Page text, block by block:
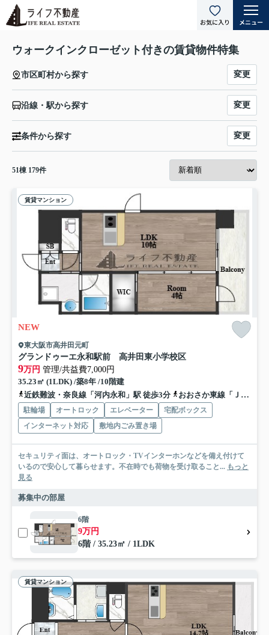
ウォークインクローゼット付きの賃貸物件特集
市区町村から探す 変更
沿線・駅から探す 変更
条件から探す 変更
51棟 179件
賃貸マンション
NEW
東大阪市高井田元町
グランドゥーエ永和駅前 高井田東小学校区
9万円 管理/共益費7,000円
35.23㎡ (1LDK) /築8年 /10階建
近鉄難波・奈良線「河内永和」駅 徒歩3分
おおさか東線「ＪＲ河内永和」駅 徒歩3分
駐輪場 オートロック エレベーター
宅配ボックス
インターネット対応
敷地内ごみ置き場
セキュリティ面は、オートロック・TVインターホンなどを備え付けて
いるので安心して暮らせます。不在時でも荷物を受け取ること... もっと
見る
募集中の部屋
6階
9万円
6階 / 35.23㎡ / 1LDK
賃貸マンション